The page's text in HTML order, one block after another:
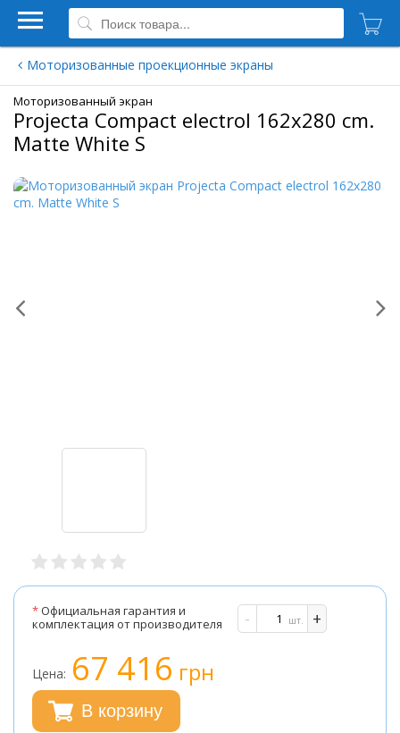
Моторизованные проекционные экраны
Моторизованный экран
Projecta Compact electrol 162x280 cm.
Matte White S
*Официальная гарантия и
комплектация от производителя
- +
шт.
Цена: 67 416 грн
В корзину